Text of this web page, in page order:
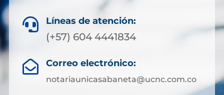
 Líneas de atención:
(+57) 604 4441834
 Correo electrónico:
notariaunicasabaneta@ucnc.com.co